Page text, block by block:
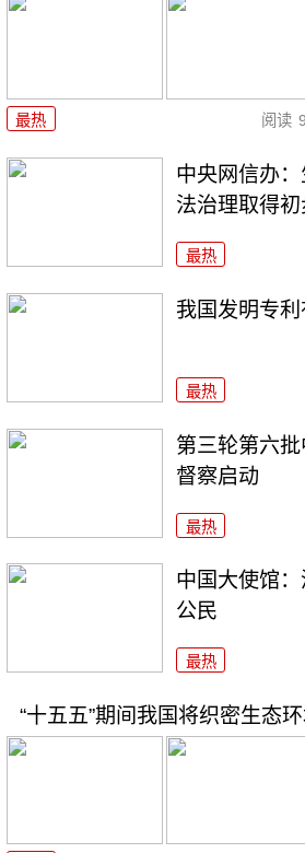
最热 阅读
中央网信办
法治理取得
最热
我国发明专
最热
第三轮第六
督察启动
最热
中国大使馆
公民
最热
“十五五”期间我国将织密生态